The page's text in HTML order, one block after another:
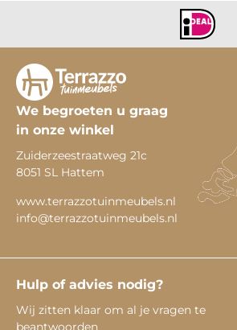
We begroeten u graag
in onze winkel
Zuiderzeestraatweg 21c
8051 SL Hattem
www.terrazzotuinmeubels.nl
info@terrazzotuinmeubels.nl
Hulp of advies nodig?
Wij zitten klaar om al je vragen te
beantwoorden